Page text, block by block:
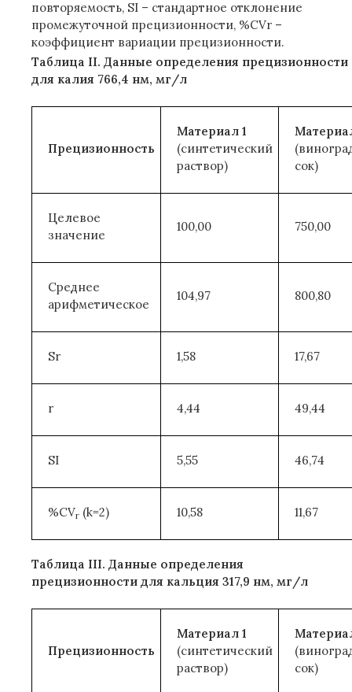
повторяемость, SI – стандартное отклонение
промежуточной прецизионности, %CVr –
коэффициент вариации прецизионности.
Таблица II. Данные определения прецизионности
для калия 766,4 нм, мг/л
Прецизионность
Материал 1
(синтетический
раствор)
сок)
Целевое
значение
100,00 750,00
Среднее
арифметическое
104,97 800,80
Sr 1,58 17,67
r 4,44 49,44
SI 5,55 46,74
%CVr (k=2) 10,58 11,67
Таблица III. Данные определения
прецизионности для кальция 317,9 нм, мг/л
Прецизионность
Материал 1
(синтетический
раствор)
сок)